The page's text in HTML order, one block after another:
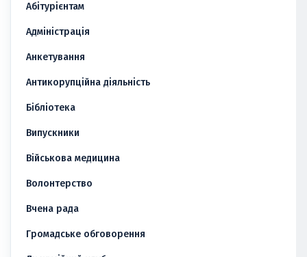
Абітурієнтам
Адміністрація
Анкетування
Антикорупційна діяльність
Бібліотека
Випускники
Військова медицина
Волонтерство
Вчена рада
Громадське обговорення